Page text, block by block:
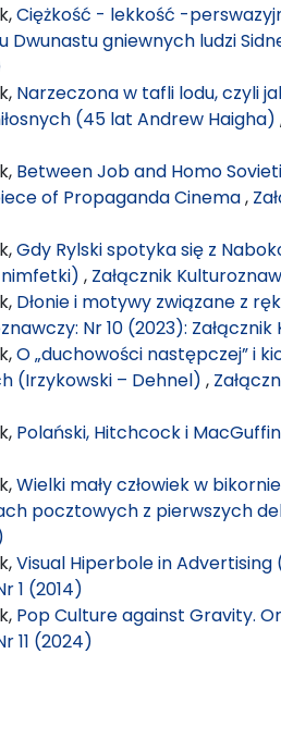
Ciężkość - lekkość -
gniewnych ludzi
Narzeczona w tafli lodu, czyli
(45 lat Andrew Haigha)
Between Job and Homo
of Propaganda Cinema,
Gdy Rylski spotyka się z
nimfetki) , Załącznik
Dłonie i motywy związane z
Nr 10 (2023):
O „duchowości następczej” i
(Irzykowski – Dehnel) ,
Polański, Hitchcock i MacGuffin
Wielki mały człowiek w
pocztowych z pierwszych
Visual Hiperbole in
1 (2014)
Pop Culture against Gravity.
11 (2024)